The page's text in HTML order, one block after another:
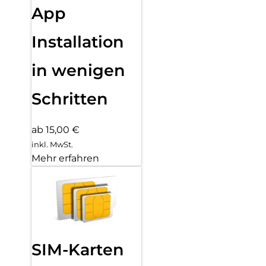
App
Installation
in wenigen
Schritten
ab 15,00 €
inkl. MwSt.
Mehr erfahren
SIM-Karten